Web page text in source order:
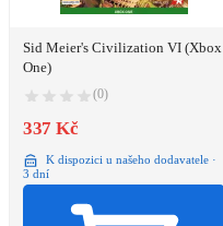
Sid Meier's Civilization VI (Xbox
One)
(0)
337 Kč
K dispozici u našeho dodavatele ·
3 dní